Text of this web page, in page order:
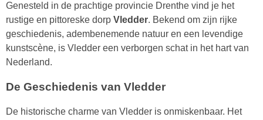
Genesteld in de prachtige provincie Drenthe vind je het
rustige en pittoreske dorp Vledder. Bekend om zijn rijke
geschiedenis, adembenemende natuur en een levendige
kunstscène, is Vledder een verborgen schat in het hart van
Nederland.
De Geschiedenis van Vledder
De historische charme van Vledder is onmiskenbaar. Het